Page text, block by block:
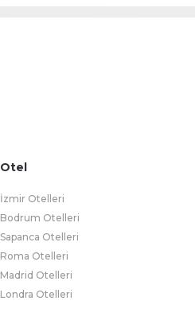
Otel
İzmir Otelleri
Bodrum Otelleri
Sapanca Otelleri
Roma Otelleri
Madrid Otelleri
Londra Otelleri